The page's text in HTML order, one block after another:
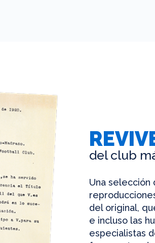
del club
Una selección
del original,
e incluso las
especialistas